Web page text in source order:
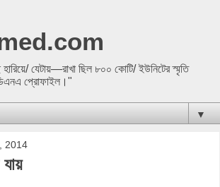
যেটায়—রাখা ছিল ৮০০ কোটি/ ইউনিটের স্মৃতি
ডিএনএ প্রোফাইল।"
▼
2014